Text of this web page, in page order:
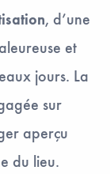
, d’une
et
jours. La
sur
aperçu
du lieu.